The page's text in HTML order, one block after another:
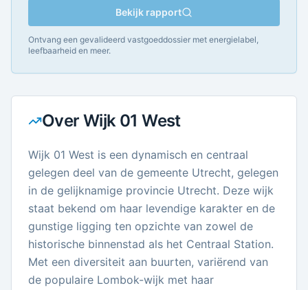
Bekijk rapport
Ontvang een gevalideerd vastgoeddossier met energielabel,
leefbaarheid en meer.
Over Wijk 01 West
Wijk 01 West is een dynamisch en centraal
gelegen deel van de gemeente Utrecht, gelegen
in de gelijknamige provincie Utrecht. Deze wijk
staat bekend om haar levendige karakter en de
gunstige ligging ten opzichte van zowel de
historische binnenstad als het Centraal Station.
Met een diversiteit aan buurten, variërend van
de populaire Lombok-wijk met haar